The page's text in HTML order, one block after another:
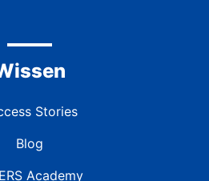
Stories
Blog
Academy